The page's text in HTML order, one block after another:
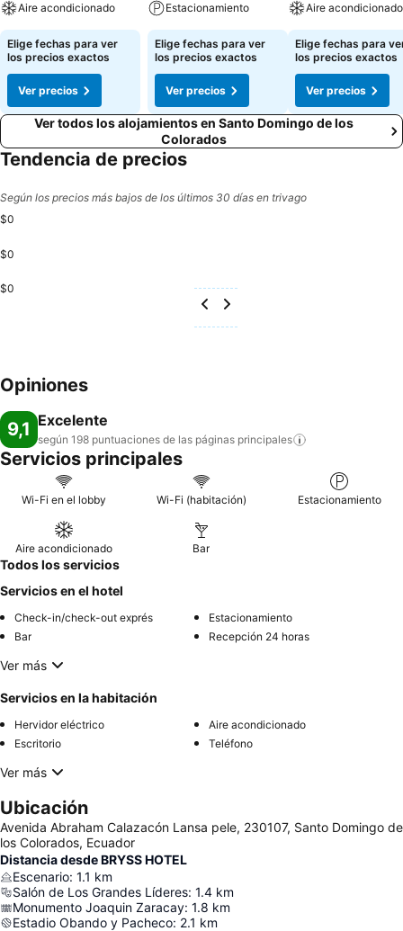
Aire acondicionado
Elige fechas para ver
los precios exactos
Ver precios
Estacionamiento
Elige fechas para ver
los precios exactos
Ver precios
Aire acondicionado
Elige fechas para
los precios exactos
Ver precios
Ver todos los alojamientos en Santo Domingo de los
Colorados
Tendencia de precios
Según los precios más bajos de los últimos 30 días en trivago
$0
$0
$0
Opiniones
9,1 Excelente
según 198 puntuaciones de las páginas principales
Servicios principales
Wi-Fi en el lobby Wi-Fi (habitación) Estacionamiento
Aire acondicionado Bar
Todos los servicios
Servicios en el hotel
Check-in/check-out exprés
Estacionamiento
Bar
Recepción 24 horas
Ver más
Servicios en la habitación
Hervidor eléctrico
Aire acondicionado
Escritorio
Teléfono
Ver más
Ubicación
Avenida Abraham Calazacón Lansa pele, 230107, Santo Domingo de
los Colorados, Ecuador
Distancia desde BRYSS HOTEL
Escenario: 1.1 km
Salón de Los Grandes Líderes: 1.4 km
Monumento Joaquin Zaracay: 1.8 km
Estadio Obando y Pacheco: 2.1 km